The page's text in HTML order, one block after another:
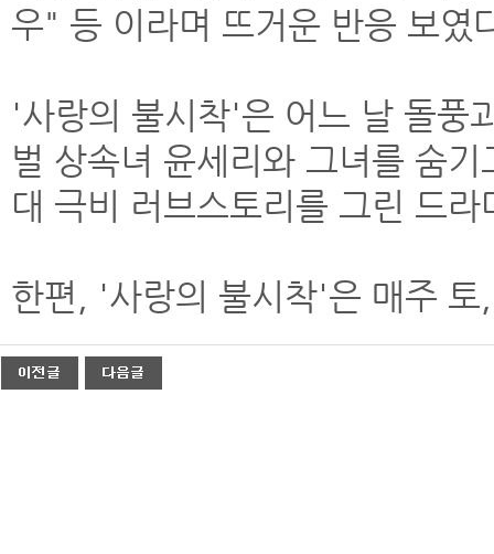
우" 등 이라며 뜨거운 반응 보였
'사랑의 불시착'은 어느 날 돌풍
벌 상속녀 윤세리와 그녀를 숨
대 극비 러브스토리를 그린 드라
한편, '사랑의 불시착'은 매주